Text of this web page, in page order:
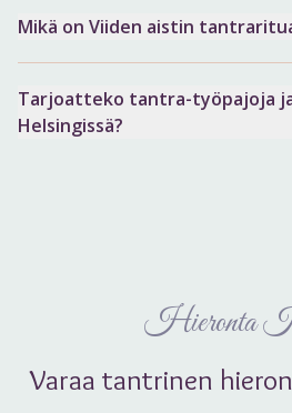
Mikä on Viiden aistin
Tarjoatteko tantra-työpajoja
Helsingissä?
Hieronta
Varaa tantrinen